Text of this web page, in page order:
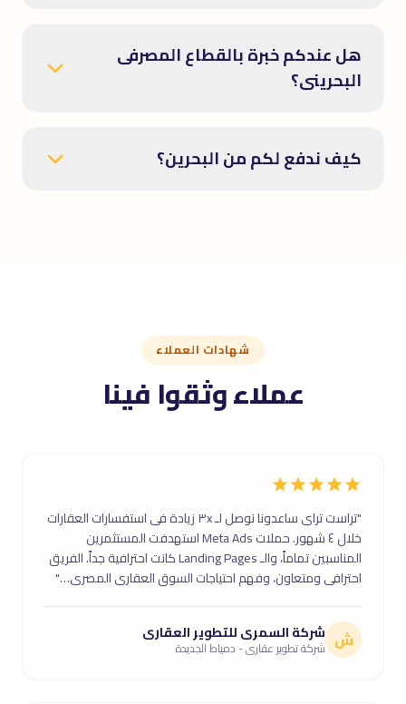
هل عندكم خبرة بالقطاع المصرفى
البحرينى؟
كيف ندفع لكم من البحرين؟
شهادات العملاء
عملاء وثقوا فينا
"تراست تراى ساعدونا نوصل لـ ٣x زيادة فى استفسارات العقارات
خلال ٤ شهور. حملات Meta Ads استهدفت المستثمرين
المناسبين تماماً، والـ Landing Pages كانت احترافية جداً. الفريق
احترافى ومتعاون، وفهم احتياجات السوق العقارى المصرى…"
ش شركة السمرى للتطوير العقارى
شركة تطوير عقارى - دمياط الجديدة